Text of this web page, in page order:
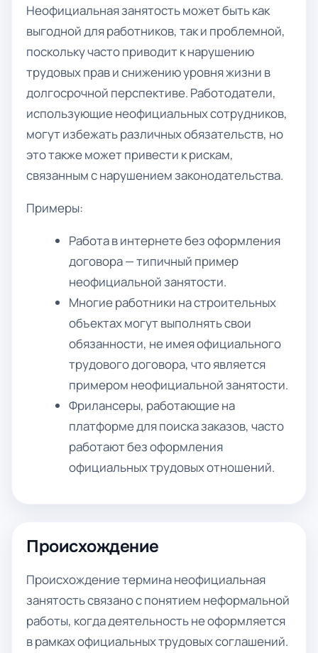
Неофициальная занятость может быть как
выгодной для работников, так и проблемной,
поскольку часто приводит к нарушению
трудовых прав и снижению уровня жизни в
долгосрочной перспективе. Работодатели,
использующие неофициальных сотрудников,
могут избежать различных обязательств, но
это также может привести к рискам,
связанным с нарушением законодательства.
Примеры:
Работа в интернете без оформления
договора — типичный пример
неофициальной занятости.
Многие работники на строительных
объектах могут выполнять свои
обязанности, не имея официального
трудового договора, что является
примером неофициальной занятости.
Фрилансеры, работающие на
платформе для поиска заказов, часто
работают без оформления
официальных трудовых отношений.
Происхождение
Происхождение термина неофициальная
занятость связано с понятием неформальной
работы, когда деятельность не оформляется
в рамках официальных трудовых соглашений.